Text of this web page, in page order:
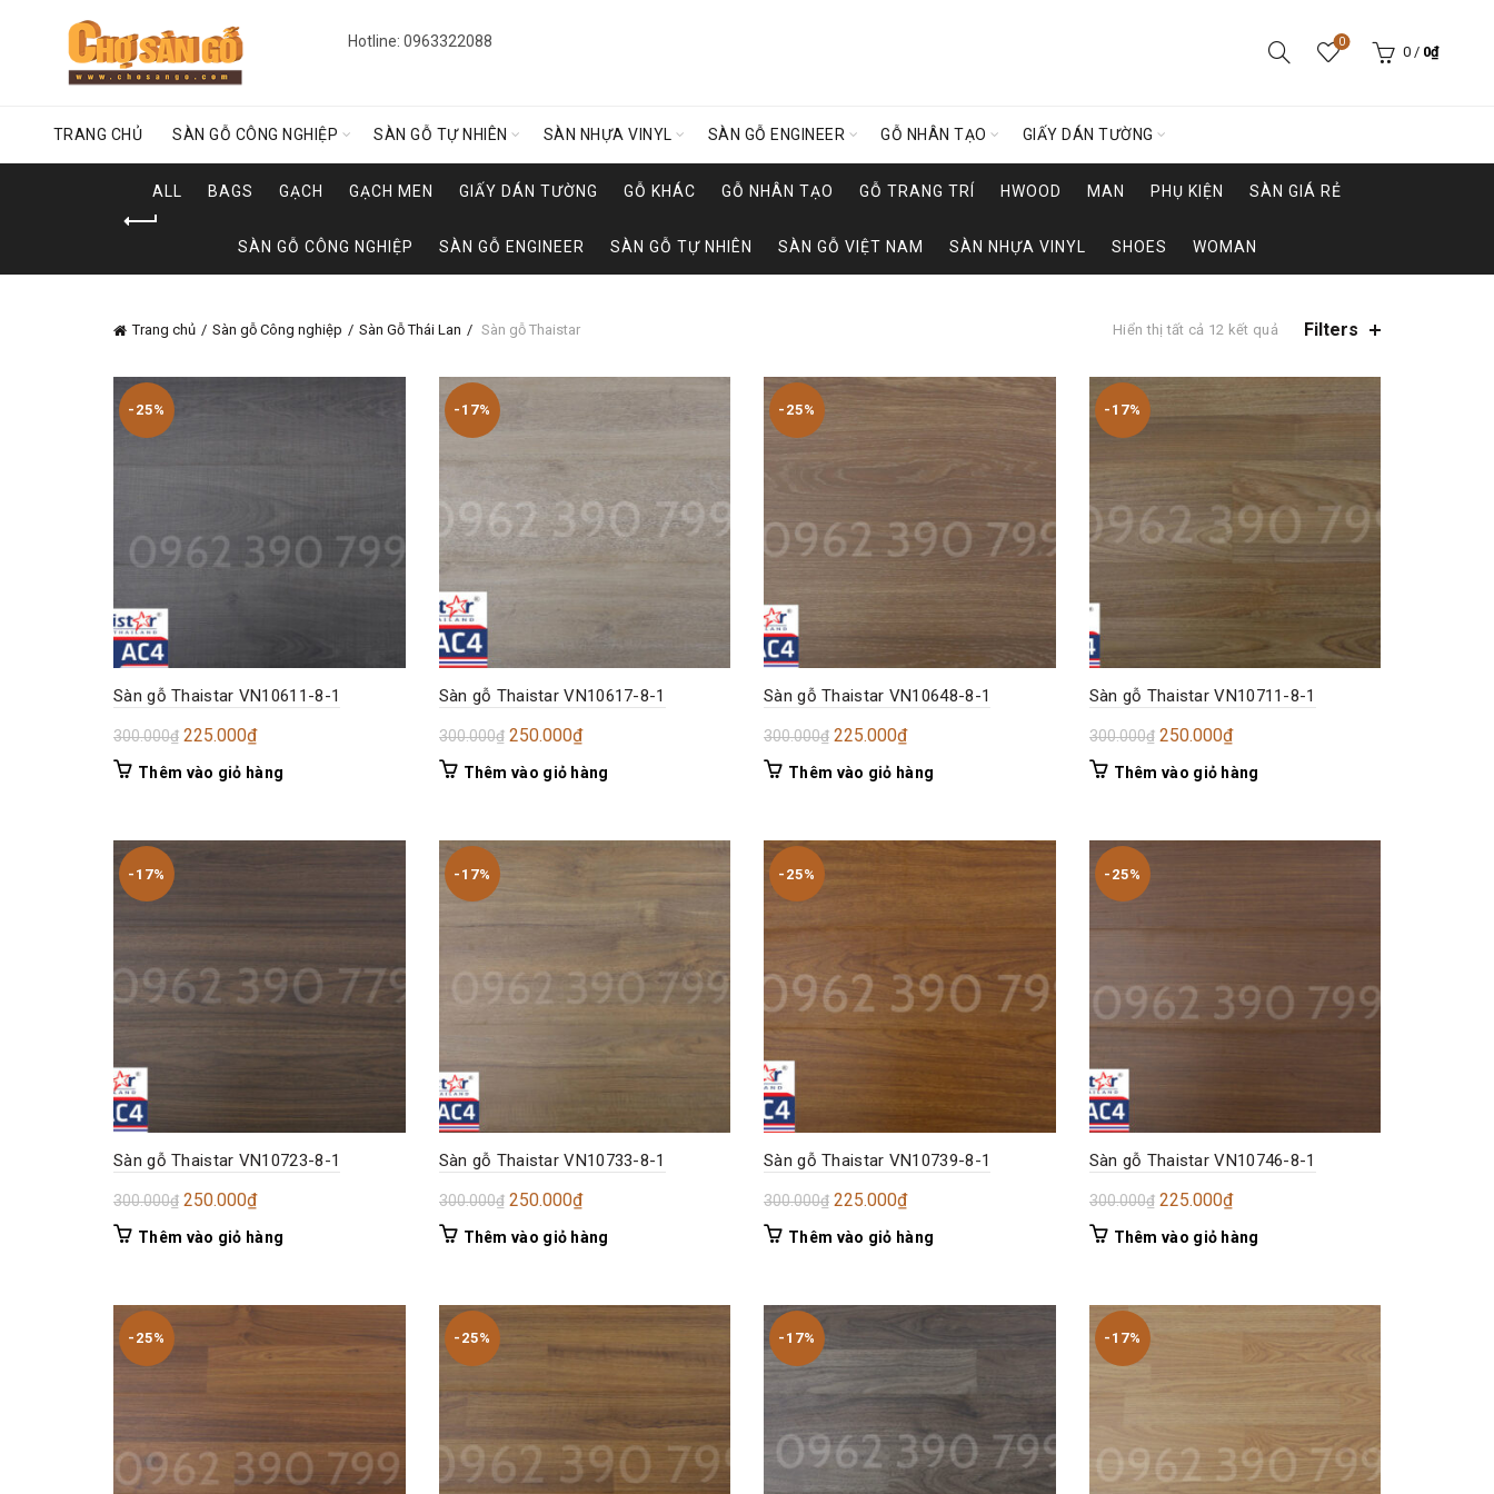
Hotline: 0963322088 0
0 / 0₫
TRANG CHỦ SÀN GỖ CÔNG NGHIỆP SÀN GỖ TỰ NHIÊN SÀN NHỰA VINYL SÀN GỖ ENGINEER GỖ NHÂN TẠO GIẤY DÁN TƯỜNG
ALL BAGS GẠCH GẠCH MEN GIẤY DÁN TƯỜNG GỖ KHÁC GỖ NHÂN TẠO GỖ TRANG TRÍ HWOOD MAN PHỤ KIỆN SÀN GIÁ RẺ
SÀN GỖ CÔNG NGHIỆP SÀN GỖ ENGINEER SÀN GỖ TỰ NHIÊN SÀN GỖ VIỆT NAM SÀN NHỰA VINYL SHOES WOMAN
Trang chủ Sàn gỗ Công nghiệp Sàn Gỗ Thái Lan Sàn gỗ Thaistar Hiển thị tất cả 12 kết quả Filters
-25%
Sàn gỗ Thaistar VN10611-8-1
300.000₫ Giá
gốc
225.000₫Giá
hiện
225.000₫.
Thêm vào giỏ hàng
-17%
Sàn gỗ Thaistar VN10617-8-1
300.000₫ Giá
gốc
250.000₫Giá
hiện
250.000₫.
Thêm vào giỏ hàng
-25%
Sàn gỗ Thaistar VN10648-8-1
300.000₫ Giá
gốc
225.000₫Giá
hiện
225.000₫.
Thêm vào giỏ hàng
-17%
Sàn gỗ Thaistar VN10711-8-1
300.000₫ Giá
gốc
250.000₫Giá
hiện
250.000₫.
Thêm vào giỏ hàng
-17%
Sàn gỗ Thaistar VN10723-8-1
300.000₫ Giá
gốc
250.000₫Giá
hiện
250.000₫.
Thêm vào giỏ hàng
-17%
Sàn gỗ Thaistar VN10733-8-1
300.000₫ Giá
gốc
250.000₫Giá
hiện
250.000₫.
Thêm vào giỏ hàng
-25%
Sàn gỗ Thaistar VN10739-8-1
300.000₫ Giá
gốc
225.000₫Giá
hiện
225.000₫.
Thêm vào giỏ hàng
-25%
Sàn gỗ Thaistar VN10746-8-1
300.000₫ Giá
gốc
225.000₫Giá
hiện
225.000₫.
Thêm vào giỏ hàng
-25% -25% -17% -17%